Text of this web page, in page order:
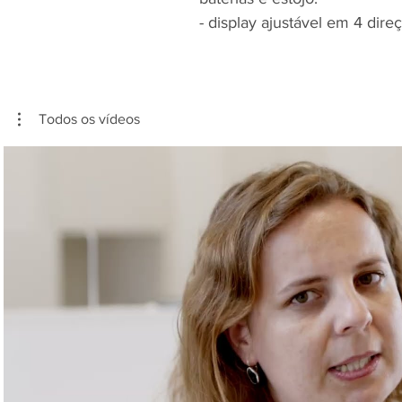
- display ajustável em 4
Todos os vídeos
Reproduzir vídeo